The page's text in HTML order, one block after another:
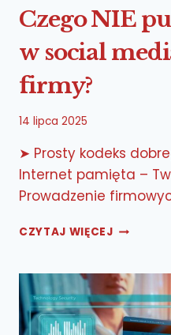
Czego NIE
w social
firmy?
14 lipca 2025
➤ Prosty kodeks
Internet pamięta –
Prowadzenie
CZYTAJ WIĘCEJCZEGO
MEDIACH
SWOJEJ
FIRMY?